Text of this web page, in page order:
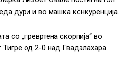
дури и во машка конкуренција.
со „превртена скорпија“ во
Тигре од 2-0 над Гвадалахара.